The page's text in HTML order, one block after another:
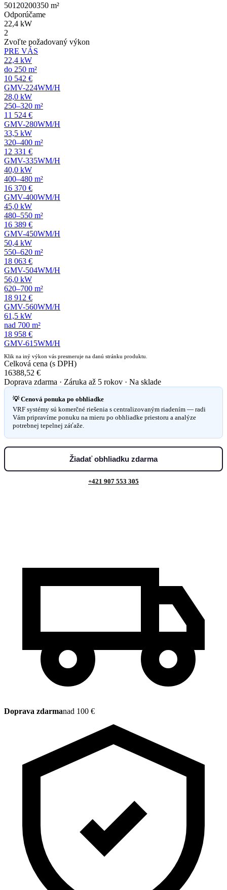
50120200350 m²
Odporúčame
22,4 kW
2
Zvoľte požadovaný výkon
PRE VÁS
22,4 kW
do 250 m²
10 542 €
GMV-224WM/H
28,0 kW
250–320 m²
11 524 €
GMV-280WM/H
33,5 kW
320–400 m²
12 331 €
GMV-335WM/H
40,0 kW
400–480 m²
16 370 €
GMV-400WM/H
45,0 kW
480–550 m²
16 389 €
GMV-450WM/H
50,4 kW
550–620 m²
18 063 €
GMV-504WM/H
56,0 kW
620–700 m²
18 912 €
GMV-560WM/H
61,5 kW
nad 700 m²
18 958 €
GMV-615WM/H
Klik na iný výkon vás presmeruje na danú stránku produktu.
Celková cena (s DPH)
16388,52 €
Doprava zdarma · Záruka až 5 rokov · Na sklade
💡 Cenová ponuka po obhliadke
VRF systémy sú komerčné riešenia s centralizovaným riadením — radi
Vám pripravíme ponuku na mieru po obhliadke priestoru a analýze
potrebnej tepelnej záťaže.
Žiadať obhliadku zdarma
+421 907 553 305
Doprava zdarmanad 100 €